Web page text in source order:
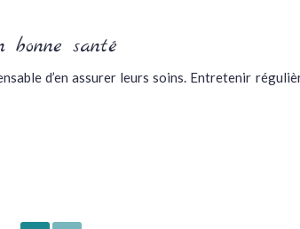
bonne santé
d’en assurer leurs soins. Entretenir